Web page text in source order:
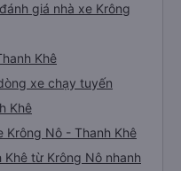
giá nhà xe Krông
Khê
xe chạy tuyến
Khê
Krông Nô - Thanh Khê
từ Krông Nô nhanh